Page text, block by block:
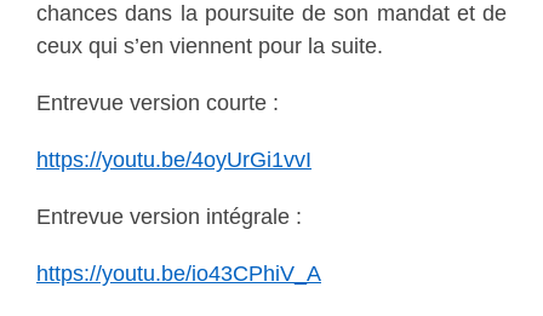
chances dans la poursuite de son mandat et de
ceux qui s’en viennent pour la suite.
Entrevue version courte :
https://youtu.be/4oyUrGi1vvI
Entrevue version intégrale :
https://youtu.be/io43CPhiV_A